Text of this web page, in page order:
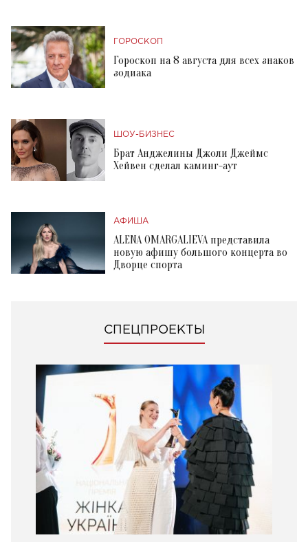
ГОРОСКОП
Гороскоп на 8 августа для всех знаков
зодиака
ШОУ-БИЗНЕС
Брат Анджелины Джоли Джеймс
Хейвен сделал каминг-аут
АФИША
ALENA OMARGALIEVA представила
новую афишу большого концерта во
Дворце спорта
СПЕЦПРОЕКТЫ